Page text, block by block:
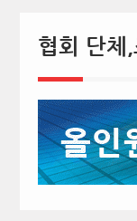
협회 단체